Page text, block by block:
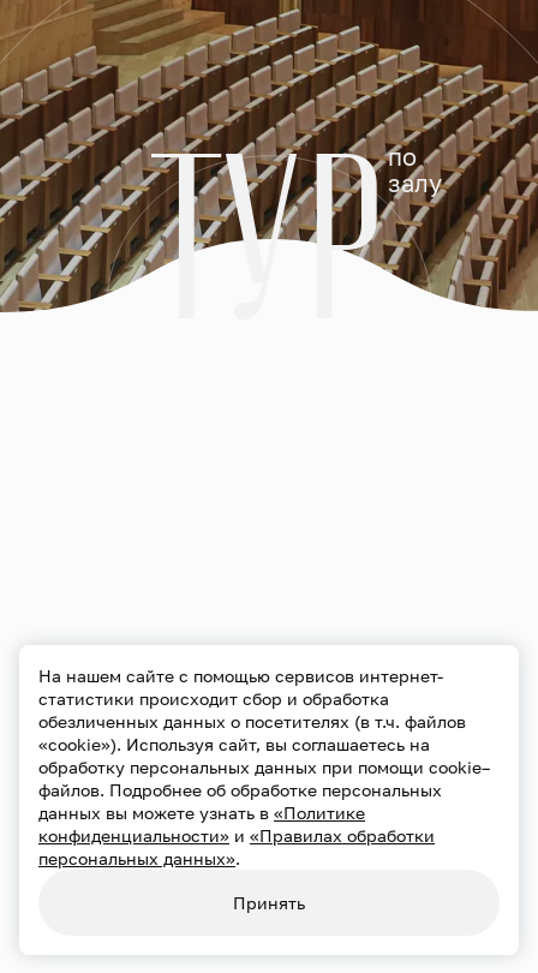
ТУРпо
залу
Конфиденциальность Использование cookie
На нашем сайте с помощью сервисов интернет-
статистики происходит сбор и обработка
обезличенных данных о посетителях (в т.ч. файлов
«cookie»). Используя сайт, вы соглашаетесь на
обработку персональных данных при помощи cookie–
файлов. Подробнее об обработке персональных
данных вы можете узнать в «Политике
конфиденциальности» и «Правилах обработки
персональных данных».
Принять